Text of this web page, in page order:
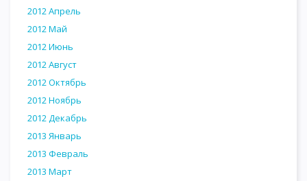
2012 Апрель
2012 Май
2012 Июнь
2012 Август
2012 Октябрь
2012 Ноябрь
2012 Декабрь
2013 Январь
2013 Февраль
2013 Март